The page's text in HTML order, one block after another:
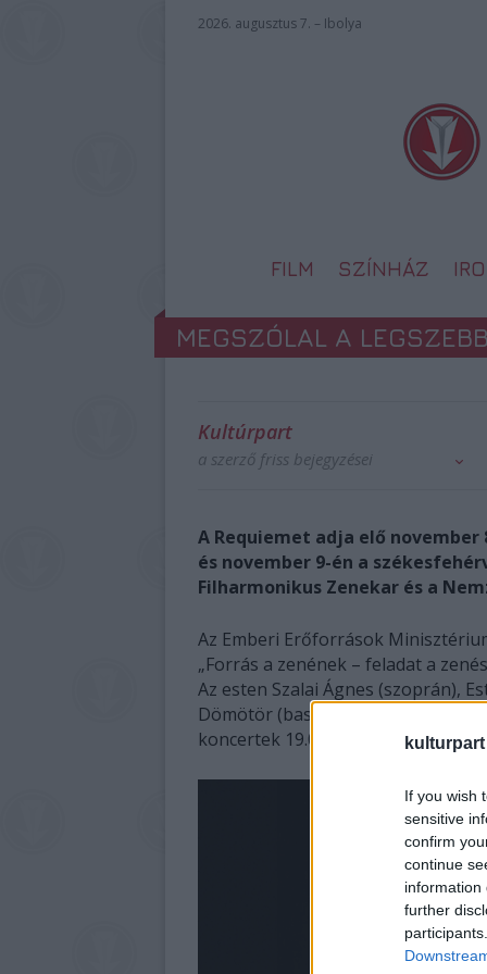
kulturpart
If you wish
sensitive
confirm
continue
information
further
2026. augusztus 7. – Ibolya
FILM SZÍNHÁZ
MEGSZÓLAL A
Kultúrpart
a szerző friss bejegyzései
A Requiemet adja elő
és november 9-én a
Filharmonikus Zenekar és a
Az Emberi Erőforrások
„Forrás a zenének – feladat a
Az esten Szalai Ágnes (szoprán),
Dömötör (basszus) énekművészek
koncertek 19.00 órakor